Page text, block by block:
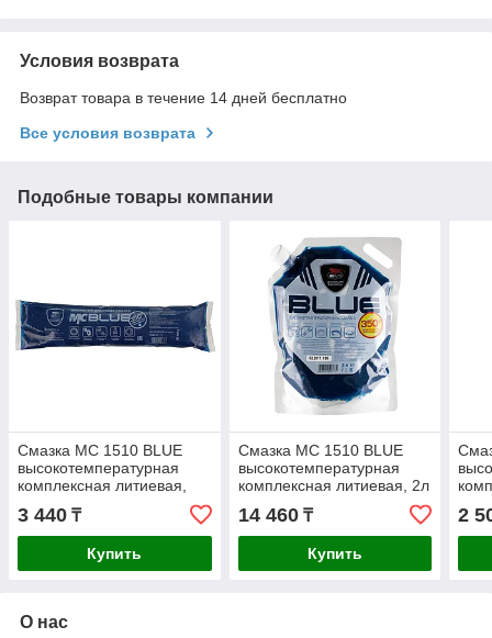
Условия возврата
Возврат товара в течение 14 дней бесплатно
Все условия возврата
Подобные товары компании
Смазка МС 1510 BLUE
высокотемпературная
комплексная литиевая,
400г стик-пакет
3 440 ₸
Купить
Смазка МС 1510 BLUE
высокотемпературная
комплексная литиевая, 2л
14 460₸
Купить
2
О нас